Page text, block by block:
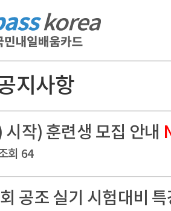
지사항
작) 훈련생 모집 안내
회 64
공조 실기 시험대비 특